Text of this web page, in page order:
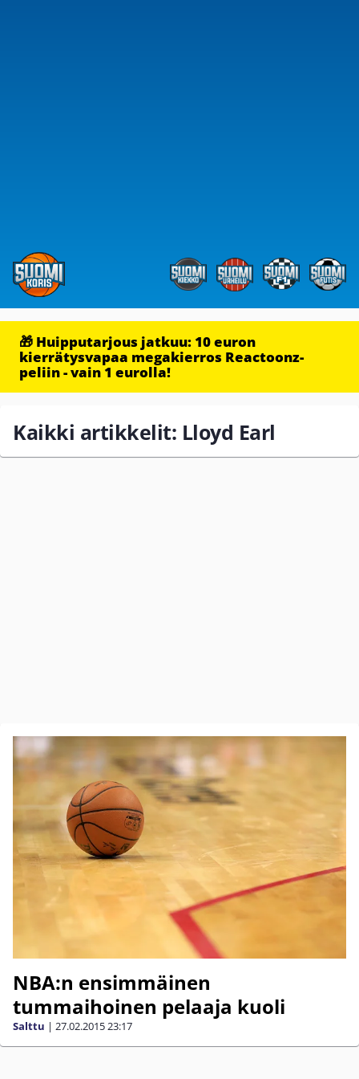
🎁 Huipputarjous jatkuu: 10 euron
kierrätysvapaa megakierros Reactoonz-
peliin - vain 1 eurolla!
Kaikki artikkelit: Lloyd Earl
NBA:n ensimmäinen
tummaihoinen pelaaja kuoli
Salttu | 27.02.201523:17